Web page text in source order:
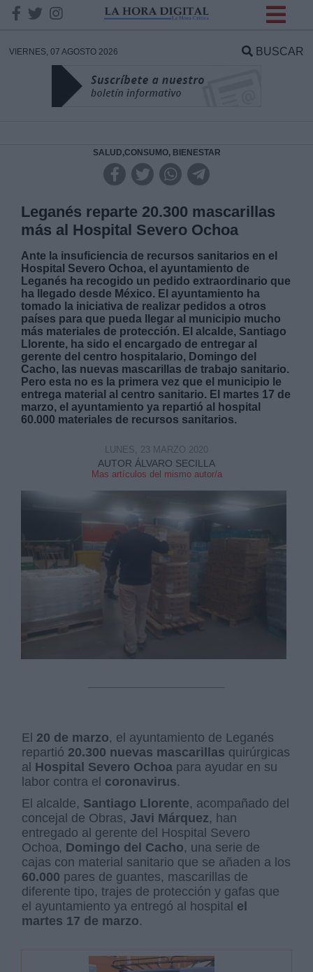
VIERNES, 07 AGOSTO 2026 BUSCAR
SALUD,CONSUMO, BIENESTAR
Leganés reparte 20.300 mascarillas
más al Hospital Severo Ochoa
Ante la insuficiencia de recursos sanitarios en el
Hospital Severo Ochoa, el ayuntamiento de
Leganés ha recogido un pedido extraordinario que
ha llegado desde México. El ayuntamiento ha
tomado la iniciativa de realizar pedidos a otros
países para que pueda llegar al municipio mucho
más materiales de protección. El alcalde, Santiago
Llorente, ha sido el encargado de entregar al
gerente del centro hospitalario, Domingo del
Cacho, las nuevas mascarillas de trabajo sanitario.
Pero esta no es la primera vez que el municipio le
entrega material al centro sanitario. El martes 17 de
marzo, el ayuntamiento ya repartió al hospital
60.000 materiales de recursos sanitarios.
AUTOR ÁLVARO SECILLA
Mas artículos del mismo autor/a
LUNES, 23 MARZO 2020
El 20 de marzo, el ayuntamiento de Leganés
repartió 20.300 nuevas mascarillas quirúrgicas
al Hospital Severo Ochoa para ayudar en su
labor contra el coronavirus.
El alcalde, Santiago Llorente, acompañado del
concejal de Obras, Javi Márquez, han
entregado al gerente del Hospital Severo
Ochoa, Domingo del Cacho, una serie de
cajas con material sanitario que se añaden a los
60.000 pares de guantes, mascarillas de
diferente tipo, trajes de protección y gafas que
el ayuntamiento ya entregó al hospital el
martes 17 de marzo.
DATOS
Responsable:
Legitimación:
Destinatarios:
Derechos:
link
Información adicional